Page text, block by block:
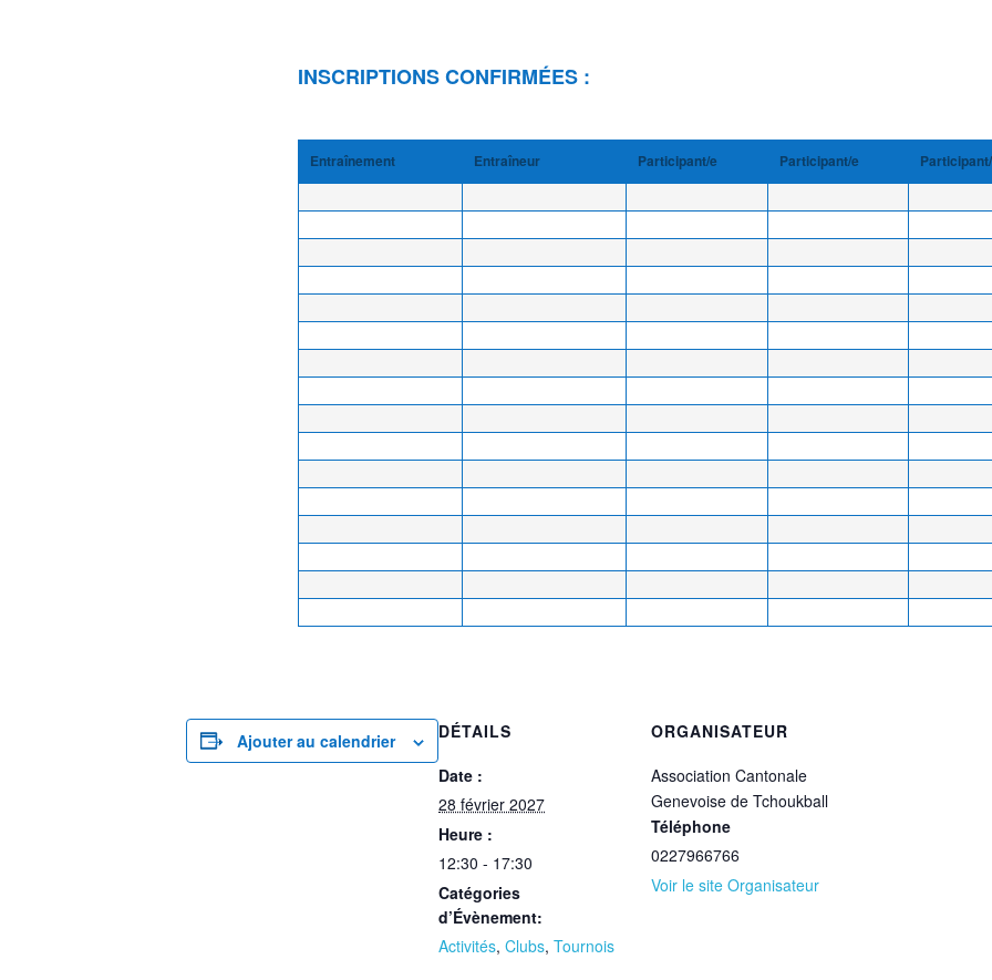
INSCRIPTIONS CONFIRMÉES :
Entraînement Entraîneur Participant/e Participant/e
Ajouter au calendrier
DÉTAILS
Date :
28 février 2027
Heure :
12:30 - 17:30
Catégories
d’Évènement:
Activités, Clubs, Tournois
ORGANISATEUR
Association Cantonale
Genevoise de Tchoukball
Téléphone
0227966766
Voir le site Organisateur